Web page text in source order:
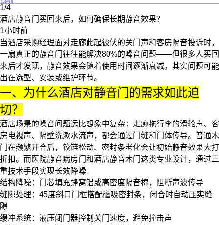
·知识科普
1/4
酒店静音门买回来后，如何确保长期静音效果？
1小时前
当酒店采购经理面对走廊此起彼伏的关门声和客房隔音投诉时，
一扇真正的静音门 往往能解决80%的噪音问题——但很多人买回
来后才发现，静音效果会随着使用时间逐渐衰减。其实问题可能
出在选型、安装或维护环节。
一、为什么酒店对静音门的需求如此迫
切？
酒店场景的噪音问题远比想象中复杂：走廊拖行李的滑轮声、客
房电视声、隔壁洗漱水流声，都会通过门缝和门体传导。普通木
门在频繁开合后，铰链松动、密封条老化会让初始静音效果大打
折扣。而 医院静音病房门 和酒店静音木门 这类专业设计，通过三
重技术手段实现长效降噪：
结构降噪：门芯填充蜂窝铝或高密度隔音棉，阻断声波传导
缝隙处理 ：45度斜口门框搭配磁吸密封条，闭合时自动压实缝
隙
缓冲系统：液压闭门器控制关门速度，避免撞击声